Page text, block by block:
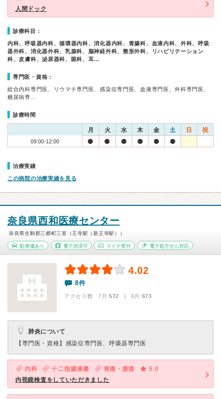
人間ドック
診療科目：
内科、呼吸器内科、循環器内科、消化器内科、胃腸科、血液内科、外科、呼吸
器外科、消化器外科、乳腺科、脳神経外科、整形外科、リハビリテーション
科、皮膚科、泌尿器科、眼科、耳…
専門医・資格：
総合内科専門医、リウマチ専門医、感染症専門医、血液専門医、外科専門医、
糖尿病専…
診療時間
月 火 水 木 金 土 日 祝
09:00-12:00
治療実績
この病院の治療実績を見る
奈良県西和医療センター
奈良県生駒郡三郷町三室（王寺駅（新王寺駅））
駐車場あり 電子決済可 マイナ受付 電子処方せん対応
4.02
8件
アクセス数 7月:572 | 6月:673
肺炎について
【専門医・資格】 感染症専門医、呼吸器専門医
内科 十二指腸潰瘍 胃痛・腹痛
5.0
内視鏡検査をしていただきました